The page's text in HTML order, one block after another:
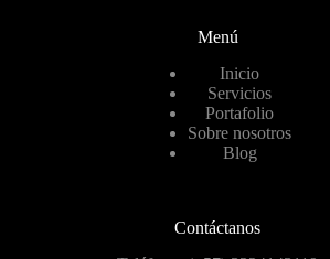
Menú
Inicio
Servicios
Portafolio
Sobre nosotros
Blog
Contáctanos